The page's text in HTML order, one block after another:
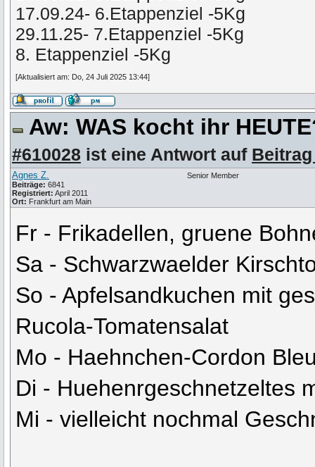
17.09.24- 6.Etappenziel -5Kg
29.11.25- 7.Etappenziel -5Kg
8. Etappenziel -5Kg
[Aktualisiert am: Do, 24 Juli 2025 13:44]
Aw: WAS kocht ihr
#610028 ist eine Antwort auf Beitrag
Agnes Z.
Beiträge: 6841
Registriert: April 2011
Ort: Frankfurt am Main
Senior Member
Fr - Frikadellen, gruene
Sa - Schwarzwaelder
So - Apfelsandkuchen mit
Rucola-Tomatensalat
Mo - Haehnchen-Cordon
Di - Huehenrgeschnetzeltes
Mi - vielleicht nochmal